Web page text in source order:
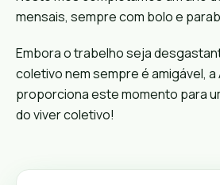
mensais, sempre com bolo e
Embora o trabelho seja
coletivo nem sempre é amigável, a
proporciona este momento para
do viver coletivo!